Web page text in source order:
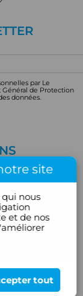
par Le
de Protection
données.
site
qui nous
et de nos